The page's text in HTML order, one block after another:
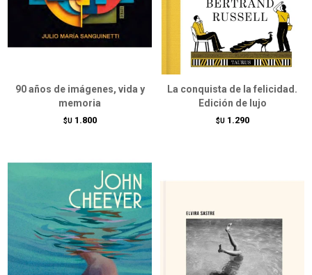
90 años de imágenes, vida y
memoria
$U 1.800
La conquista de la felicidad.
Edición de lujo
$U 1.290